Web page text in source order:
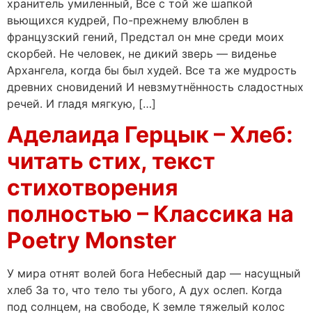
хранитель умиленный, Все с той же шапкой
вьющихся кудрей, По-прежнему влюблен в
французский гений, Предстал он мне среди моих
скорбей. Не человек, не дикий зверь — виденье
Архангела, когда бы был худей. Все та же мудрость
древних сновидений И невзмутнённость сладостных
речей. И гладя мягкую, […]
Аделаида Герцык – Хлеб:
читать стих, текст
стихотворения
полностью – Классика на
Poetry Monster
У мира отнят волей бога Небесный дар — насущный
хлеб За то, что тело ты убого, А дух ослеп. Когда
под солнцем, на свободе, К земле тяжелый колос